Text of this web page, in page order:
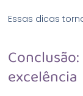
Essas dicas
excelência